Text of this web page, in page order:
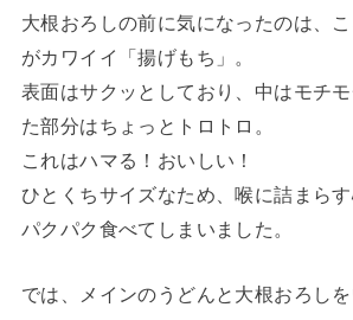
大根おろしの前に気になったのは、
がカワイイ「揚げもち」。
表面はサクッとしており、中はモチ
た部分はちょっとトロトロ。
これはハマる！おいしい！
ひとくちサイズなため、喉に詰まらす
パクパク食べてしまいました。
では、メインのうどんと大根おろしを